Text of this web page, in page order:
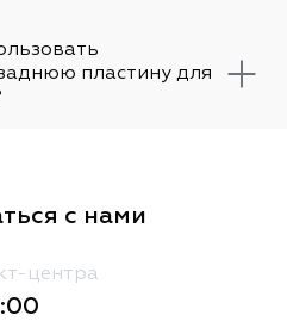
пластину для
с нами
центра